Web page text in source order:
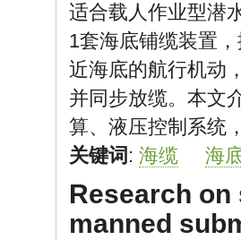
适合载人作业型潜
1套海底铺缆装置
近海底的航行机动
并同步放缆。本文
算、液压控制系统
关键词 : 海缆 海
Research
manned